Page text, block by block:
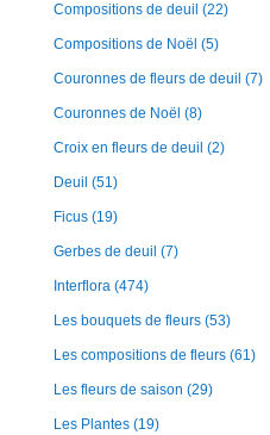
Compositions de deuil (22)
Compositions de Noël (5)
Couronnes de fleurs de deuil (7)
Couronnes de Noël (8)
Croix en fleurs de deuil (2)
Deuil (51)
Ficus (19)
Gerbes de deuil (7)
Interflora (474)
Les bouquets de fleurs (53)
Les compositions de fleurs (61)
Les fleurs de saison (29)
Les Plantes (19)